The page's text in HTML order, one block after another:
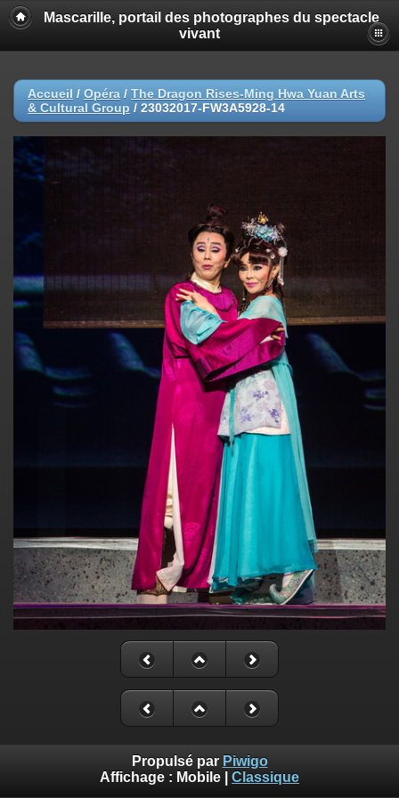
Mascarille, portail des photographes du spectacle
vivant
Accueil / Opéra / The Dragon Rises-Ming Hwa Yuan Arts
& Cultural Group / 23032017-FW3A5928-14
Propulsé par Piwigo
Affichage : Mobile Classique